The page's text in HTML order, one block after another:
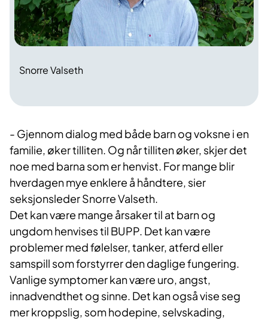
Snorre Valseth
- Gjennom dialog med både barn og voksne i en
familie, øker tilliten. Og når tilliten øker, skjer det
noe med barna som er henvist. For mange blir
hverdagen mye enklere å håndtere, sier
seksjonsleder Snorre Valseth.
Det kan være mange årsaker til at barn og
ungdom henvises til BUPP. Det kan være
problemer med følelser, tanker, atferd eller
samspill som forstyrrer den daglige fungering.
Vanlige symptomer kan være uro, angst,
innadvendthet og sinne. Det kan også vise seg
mer kroppslig, som hodepine, selvskading,